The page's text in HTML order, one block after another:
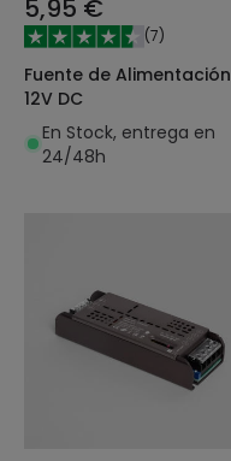
5,95 €
(7)
Fuente de Alimentación
12V DC
En Stock, entrega en
24/48h